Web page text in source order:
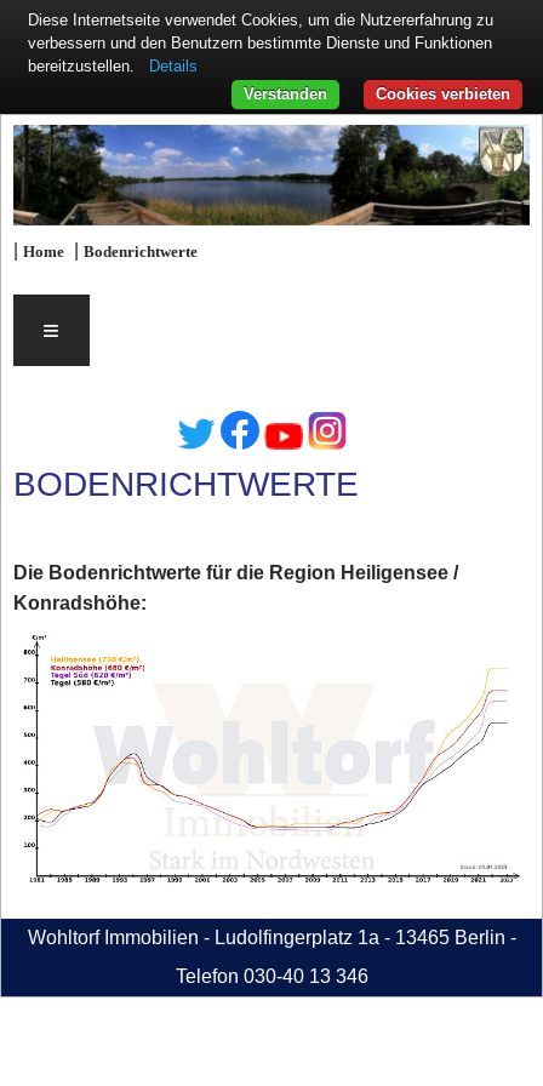
|Home |Bodenrichtwerte
≡
BODENRICHTWERTE
Die Bodenrichtwerte für die Region Heiligensee /
Konradshöhe:
Wohltorf Immobilien - Ludolfingerplatz 1a - 13465 Berlin -
Telefon 030-40 13 346
Diese Internetseite verwendet Cookies, um die Nutzererfahrung zu
verbessern und den Benutzern bestimmte Dienste und Funktionen
bereitzustellen.
Details
Cookies verbieten
Verstanden